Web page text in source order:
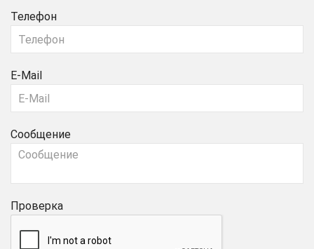
Телефон
E-Mail
Сообщение
Проверка